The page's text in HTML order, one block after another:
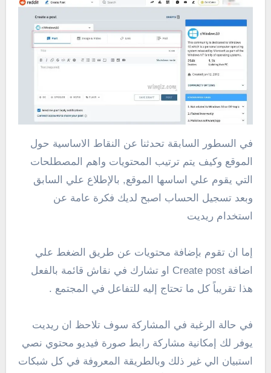
في السطور السابقة تحدثنا عن النقاط الاساسية حول
الموقع وكيف يتم ترتيب المحتويات واهم المصطلحات
التي يقوم علي اساسها الموقع, بالإطلاع علي السابق
وبعد تسجيل الحساب اصبح لديك فكرة عامة عن
استخدام ريديت
إما ان تقوم بإضافة محتويات عن طريق الضغط علي
اضافة Create post او تشارك في نقاش قائمة بالفعل
هذا تقريباً كل ما تحتاج إليه للتفاعل في المجتمع .
في حالة الرغبة في المشاركة سوف تلاحظ ان ريديت
يوفر لك إمكانية مشاركة رابط صورة فيديو محتوي نصي
استبيان الي غير ذلك وبالطريقة المعروفة في كل شبكات